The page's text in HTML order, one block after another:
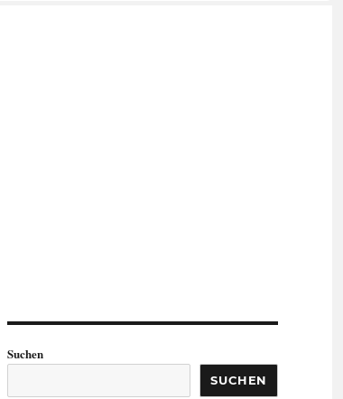
Suchen
SUCHEN